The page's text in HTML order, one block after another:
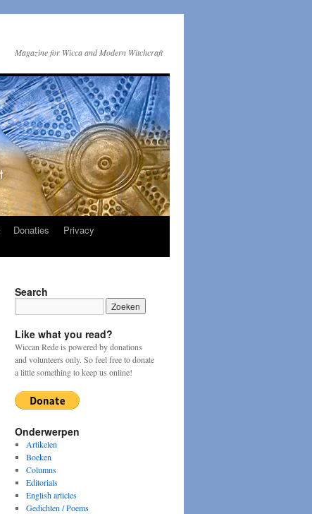
Magazine for Wicca and Modern Witchcraft
Donaties Privacy
Search
Like what you read?
Wiccan Rede is powered by donations
and volunteers only. So feel free to donate
a little something to keep us online!
Onderwerpen
Artikelen
Boeken
Columns
Editorials
English articles
Gedichten / Poems